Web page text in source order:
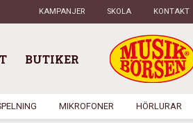
KAMPANJER SKOLA KONTAKT
BUTIKER
MIKROFONER HÖRLURAR